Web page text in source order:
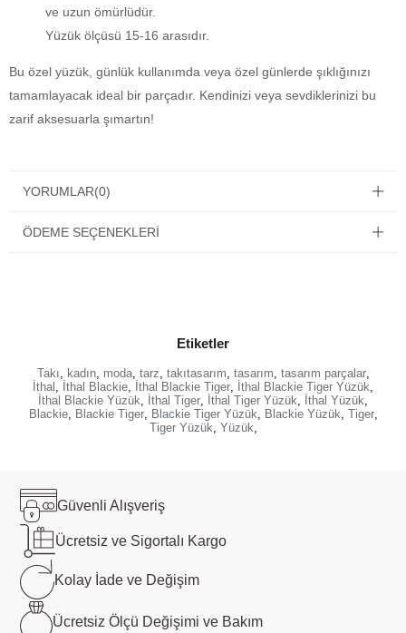
ve uzun ömürlüdür.
Yüzük ölçüsü 15-16 arasıdır.
Bu özel yüzük, günlük kullanımda veya özel günlerde şıklığınızı
tamamlayacak ideal bir parçadır. Kendinizi veya sevdiklerinizi bu
zarif aksesuarla şımartın!
YORUMLAR(0)
ÖDEME SEÇENEKLERI
Etiketler
Takı, kadın, moda, tarz, takıtasarım, tasarım, tasarım parçalar,
İthal , İthal Blackie, İthal Blackie Tiger, İthal Blackie Tiger Yüzük,
İthal Blackie Yüzük, İthal Tiger, İthal Tiger Yüzük, İthal Yüzük,
Blackie, Blackie Tiger, Blackie Tiger Yüzük, Blackie Yüzük, Tiger,
Tiger Yüzük, Yüzük,
Güvenli Alışveriş
Ücretsiz ve Sigortalı Kargo
Kolay İade ve Değişim
Ücretsiz Ölçü Değişimi ve Bakım